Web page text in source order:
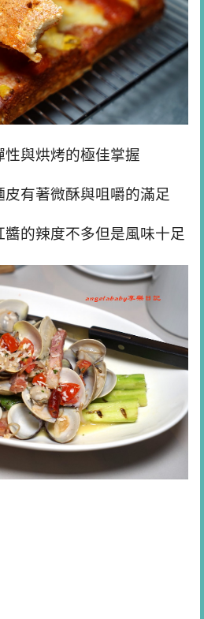
性與烘烤的極佳掌握
有著微酥與咀嚼的滿足
的辣度不多但是風味十足